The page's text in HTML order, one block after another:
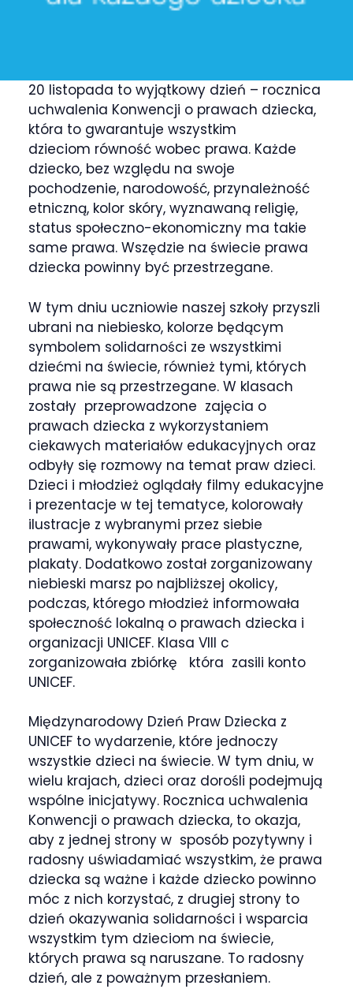
20 listopada to wyjątkowy dzień – rocznica
uchwalenia Konwencji o prawach dziecka,
która to gwarantuje wszystkim
dzieciom równość wobec prawa. Każde
dziecko, bez względu na swoje
pochodzenie, narodowość, przynależność
etniczną, kolor skóry, wyznawaną religię,
status społeczno-ekonomiczny ma takie
same prawa. Wszędzie na świecie prawa
dziecka powinny być przestrzegane.
W tym dniu uczniowie naszej szkoły przyszli
ubrani na niebiesko, kolorze będącym
symbolem solidarności ze wszystkimi
dziećmi na świecie, również tymi, których
prawa nie są przestrzegane. W klasach
zostały przeprowadzone zajęcia o
prawach dziecka z wykorzystaniem
ciekawych materiałów edukacyjnych oraz
odbyły się rozmowy na temat praw dzieci.
Dzieci i młodzież oglądały filmy edukacyjne
i prezentacje w tej tematyce, kolorowały
ilustracje z wybranymi przez siebie
prawami, wykonywały prace plastyczne,
plakaty. Dodatkowo został zorganizowany
niebieski marsz po najbliższej okolicy,
podczas, którego młodzież informowała
społeczność lokalną o prawach dziecka i
organizacji UNICEF. Klasa VIII c
zorganizowała zbiórkę która zasili konto
UNICEF.
Międzynarodowy Dzień Praw Dziecka z
UNICEF to wydarzenie, które jednoczy
wszystkie dzieci na świecie. W tym dniu, w
wielu krajach, dzieci oraz dorośli podejmują
wspólne inicjatywy. Rocznica uchwalenia
Konwencji o prawach dziecka, to okazja,
aby z jednej strony w sposób pozytywny i
radosny uświadamiać wszystkim, że prawa
dziecka są ważne i każde dziecko powinno
móc z nich korzystać, z drugiej strony to
dzień okazywania solidarności i wsparcia
wszystkim tym dzieciom na świecie,
których prawa są naruszane. To radosny
dzień, ale z poważnym przesłaniem.